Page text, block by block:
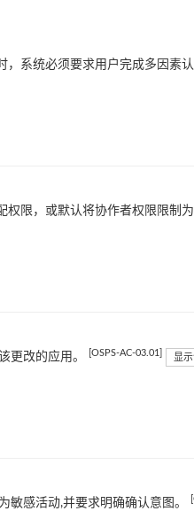
系统必须要求用户完成多因素
限，或默认将协作者权限限制
更改的应用。 [OSPS-AC-03.01] 显
敏感活动,并要求明确确认意图。